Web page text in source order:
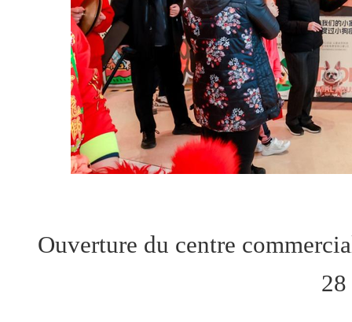
Ouverture du centre
28